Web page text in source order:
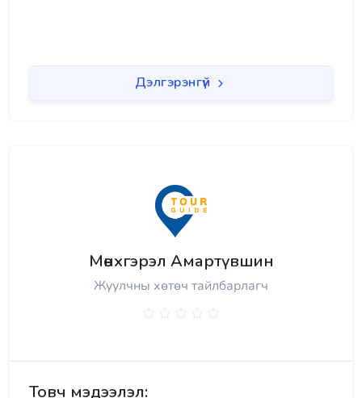
Дэлгэрэнгүй
Мөнхгэрэл Амартүвшин
Жуулчны хөтөч тайлбарлагч
Товч мэдээлэл: